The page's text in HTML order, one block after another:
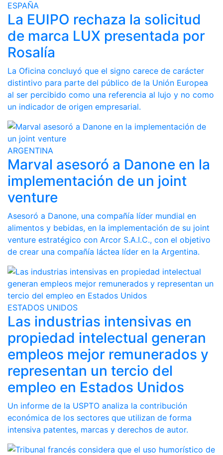
ESPAÑA
La EUIPO rechaza la solicitud
de marca LUX presentada por
Rosalía
La Oficina concluyó que el signo carece de carácter
distintivo para parte del público de la Unión Europea
al ser percibido como una referencia al lujo y no como
un indicador de origen empresarial.
ARGENTINA
Marval asesoró a Danone en la
implementación de un joint
venture
Asesoró a Danone, una compañía líder mundial en
alimentos y bebidas, en la implementación de su joint
venture estratégico con Arcor S.A.I.C., con el objetivo
de crear una compañía láctea líder en la Argentina.
ESTADOS UNIDOS
Las industrias intensivas en
propiedad intelectual generan
empleos mejor remunerados y
representan un tercio del
empleo en Estados Unidos
Un informe de la USPTO analiza la contribución
económica de los sectores que utilizan de forma
intensiva patentes, marcas y derechos de autor.